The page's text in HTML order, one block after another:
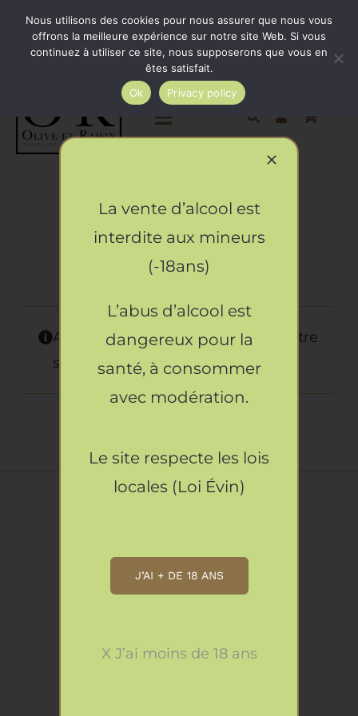
PasserMinimum de commande 35€. Livraison France entière
par Colissimo au tarif en vigueur à partir de 35€.
Livraison gratuite par Colissimo à partir de 80€
Toggle
La cave
Cadeaux
Restauration
Artisans
Cosmétique
Accueil »Cosmétique
Aucun produit ne correspond à votre
sélection.
La vente d’alcool est
interdite aux mineurs
(-18ans)
L’abus d’alcool est
dangereux pour la
santé, à consommer
avec modération.
Le site respecte les lois
locales (Loi Évin)
J’AI + DE 18 ANS
X J’ai moins de 18 ans
Nous utilisons des cookies pour nous assurer que nous vous
offrons la meilleure expérience sur notre site Web. Si vous
continuez à utiliser ce site, nous supposerons que vous en
êtes satisfait.
Ok
Privacy policy